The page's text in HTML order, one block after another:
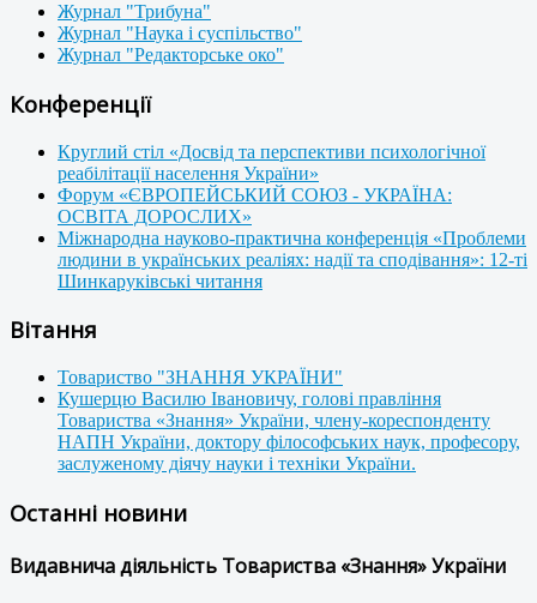
Журнал "Трибуна"
Журнал "Наука і суспільство"
Журнал "Редакторське око"
Конференції
Круглий стіл «Досвід та перспективи психологічної
реабілітації населення України»
Форум «ЄВРОПЕЙСЬКИЙ СОЮЗ - УКРАЇНА:
ОСВІТА ДОРОСЛИХ»
Міжнародна науково-практична конференція «Проблеми
людини в українських реаліях: надії та сподівання»: 12-ті
Шинкаруківські читання
Вітання
Товариство "ЗНАННЯ УКРАЇНИ"
Кушерцю Василю Івановичу, голові правління
Товариства «Знання» України, члену-кореспонденту
НАПН України, доктору філософських наук, професору,
заслуженому діячу науки і техніки України.
Останні новини
Видавнича діяльність Товариства «Знання» України